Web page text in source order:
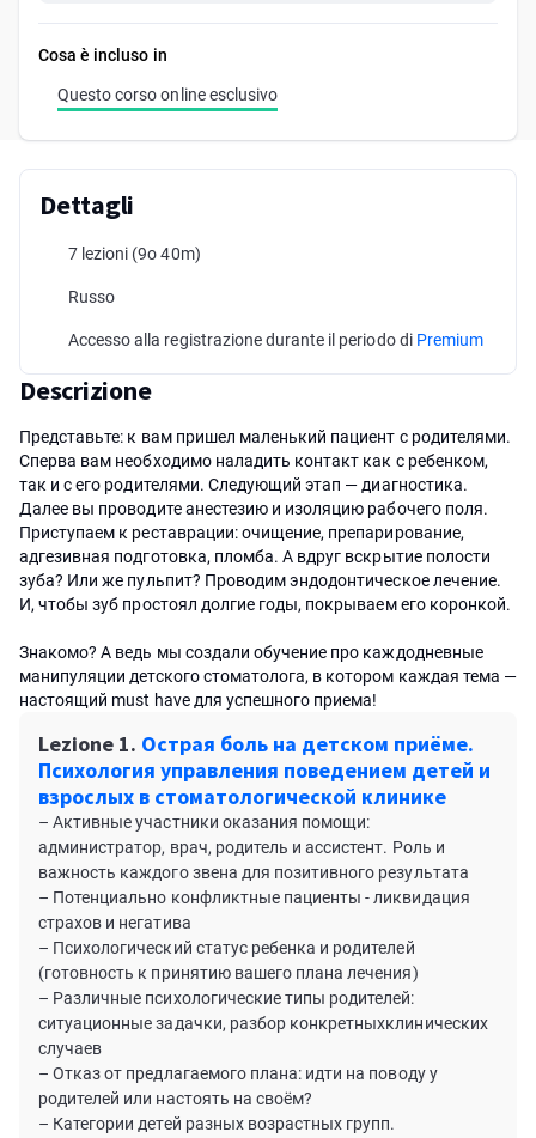
Cosa è incluso in
Questo corso online esclusivo
Dettagli
7 lezioni (9o 40m)
Russo
Accesso alla registrazione durante il periodo di Premium
Descrizione
Представьте: к вам пришел маленький пациент с родителями.
Сперва вам необходимо наладить контакт как с ребенком,
так и с его родителями. Следующий этап — диагностика.
Далее вы проводите анестезию и изоляцию рабочего поля.
Приступаем к реставрации: очищение, препарирование,
адгезивная подготовка, пломба. А вдруг вскрытие полости
зуба? Или же пульпит? Проводим эндодонтическое лечение.
И, чтобы зуб простоял долгие годы, покрываем его коронкой.
Знакомо? А ведь мы создали обучение про каждодневные
манипуляции детского стоматолога, в котором каждая тема —
настоящий must have для успешного приема!
Lezione 1. Острая боль на детском приёме.
Психология управления поведением детей и
взрослых в стоматологической клинике
– Активные участники оказания помощи:
администратор, врач, родитель и ассистент. Роль и
важность каждого звена для позитивного результата
– Потенциально конфликтные пациенты - ликвидация
страхов и негатива
– Психологический статус ребенка и родителей
(готовность к принятию вашего плана лечения)
– Различные психологические типы родителей:
ситуационные задачки, разбор конкретныхклинических
случаев
– Отказ от предлагаемого плана: идти на поводу у
родителей или настоять на своём?
– Категории детей разных возрастных групп.